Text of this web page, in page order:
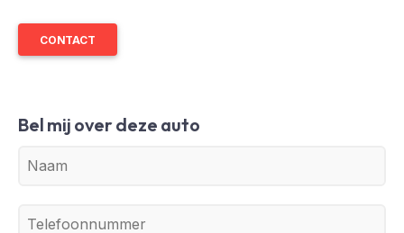
CONTACT
Bel mij over deze auto